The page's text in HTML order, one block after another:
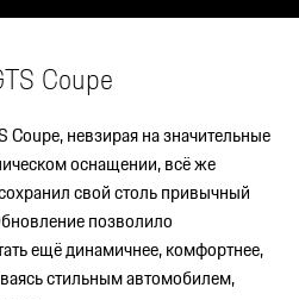
Coupe
невзирая на значительные
оснащении, всё же
свой столь привычный
позволило
ещё динамичнее, комфортнее,
стильным автомобилем,